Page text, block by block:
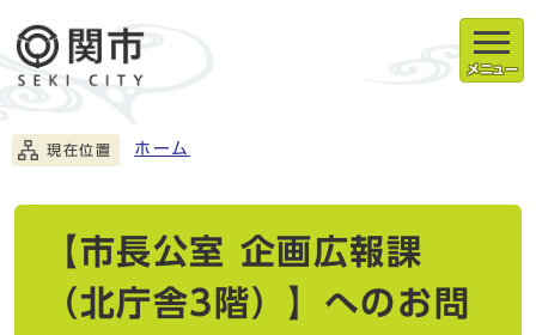
メニュー
現在位置 ホーム
【市長公室 企画広報課
（北庁舎3階）】へのお問